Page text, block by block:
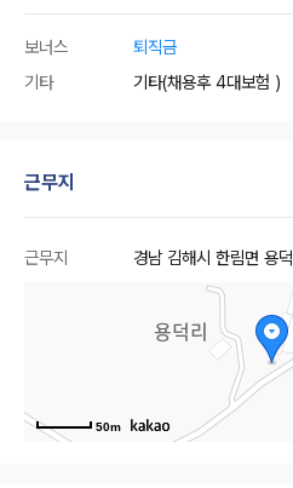
보너스
퇴직금
기타
기타(채용후 4대보험 )
근무지
근무지 경남 김해시 한림면 용
50m